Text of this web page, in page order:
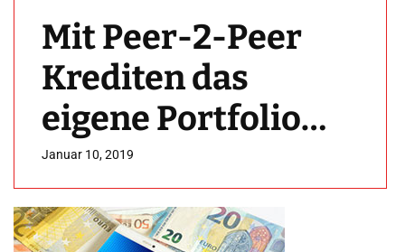
Mit Peer-2-Peer
Krediten das
eigene Portfolio
weiter
diversifizieren
Januar 10, 2019